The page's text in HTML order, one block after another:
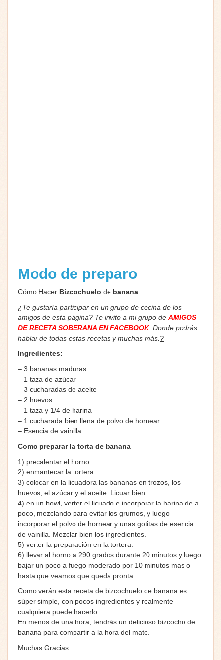
Modo de preparo
Cómo Hacer Bizcochuelo de banana
¿Te gustaría participar en un grupo de cocina de los
amigos de esta página? Te invito a mi grupo de AMIGOS
DE RECETA SOBERANA EN FACEBOOK. Donde podrás
hablar de todas estas recetas y muchas más. ?
Ingredientes:
– 3 bananas maduras
– 1 taza de azúcar
– 3 cucharadas de aceite
– 2 huevos
– 1 taza y 1/4 de harina
– 1 cucharada bien llena de polvo de hornear.
– Esencia de vainilla.
Como preparar la torta de banana
1) precalentar el horno
2) enmantecar la tortera
3) colocar en la licuadora las bananas en trozos, los
huevos, el azúcar y el aceite. Licuar bien.
4) en un bowl, verter el licuado e incorporar la harina de a
poco, mezclando para evitar los grumos, y luego
incorporar el polvo de hornear y unas gotitas de esencia
de vainilla. Mezclar bien los ingredientes.
5) verter la preparación en la tortera.
6) llevar al horno a 290 grados durante 20 minutos y luego
bajar un poco a fuego moderado por 10 minutos mas o
hasta que veamos que queda pronta.
Como verán esta receta de bizcochuelo de banana es
súper simple, con pocos ingredientes y realmente
cualquiera puede hacerlo.
En menos de una hora, tendrás un delicioso bizcocho de
banana para compartir a la hora del mate.
Muchas Gracias…